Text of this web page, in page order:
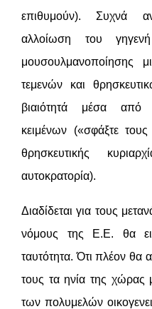
επιθυμούν). Συχνά
αλλοίωση του
μουσουλμανοποίησης
τεμενών και
βιαιότητά μέσα από
κειμένων («σφάξτε
θρησκευτικής
αυτοκρατορία).
Διαδίδεται για τους
νόμους της Ε.Ε. θα
ταυτότητα. Ότι πλέον θα
τους τα ηνία της
των πολυμελών